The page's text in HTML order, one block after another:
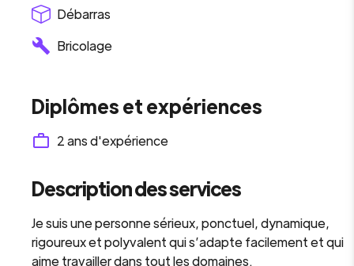
Débarras
Bricolage
Diplômes et expériences
2ans d'expérience
Description des services
Je suis une personne sérieux, ponctuel, dynamique,
rigoureux et polyvalent qui s’adapte facilement et qui
aime travailler dans tout les domaines.